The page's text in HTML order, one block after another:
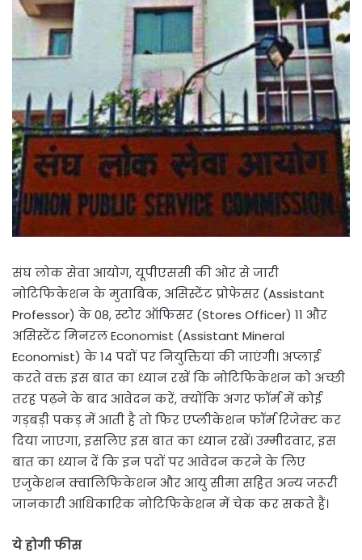
संघ लोक सेवा आयोग, यूपीएससी की ओर से जारी
नोटिफिकेशन के मुताबिक, असिस्टेंट प्रोफेसर (Assistant
Professor) के 08, स्टोर ऑफिसर (Stores Officer) 11 और
असिस्टेंट मिनरल Economist (Assistant Mineral
Economist) के 14 पदों पर नियुक्तियां की जाएंगी। अप्लाई
करते वक्त इस बात का ध्यान रखें कि नोटिफिकेशन को अच्छी
तरह पढ़ने के बाद आवेदन करें, क्योंकि अगर फॉर्म में कोई
गड़बड़ी पकड़ में आती है तो फिर एप्लीकेशन फॉर्म रिजेक्ट कर
दिया जाएगा, इसलिए इस बात का ध्यान रखें। उम्मीदवार, इस
बात का ध्यान दें कि इन पदों पर आवेदन करने के लिए
एजुकेशन क्वालिफिकेशन और आयु सीमा सहित अन्य जरूरी
जानकारी आधिकारिक नोटिफिकेशन में चेक कर सकते हैं।
ये होगी फीस